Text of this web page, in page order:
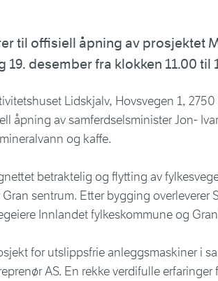
til offisiell åpning av prosjektet
desember fra klokken 11.00 til
Lidskjalv, Hovsvegen 1, 2750
åpning av samferdselsminister Jon-
og kaffe.
betraktelig og flytting av
sentrum. Etter bygging overleverer
Innlandet fylkeskommune og
for utslippsfrie anleggsmaskiner i
AS. En rekke verdifulle erfaringer